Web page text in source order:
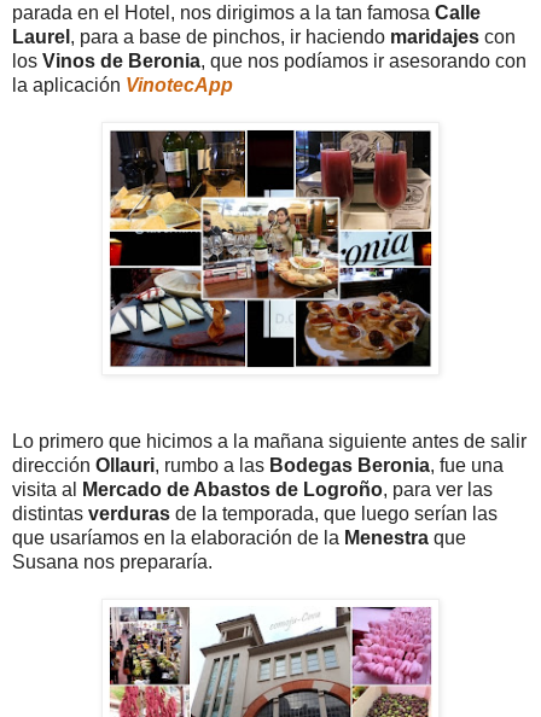
parada en el Hotel, nos dirigimos a la tan famosa Calle
Laurel , para a base de pinchos, ir haciendo maridajes con
los Vinos de Beronia, que nos podíamos ir asesorando con
la aplicación VinotecApp
Lo primero que hicimos a la mañana siguiente antes de salir
dirección Ollauri, rumbo a las Bodegas Beronia, fue una
visita al
Mercado de Abastos de Logroño, para ver las
distintas verduras de la temporada, que luego serían las
que usaríamos en la elaboración de la Menestra que
Susana nos prepararía.